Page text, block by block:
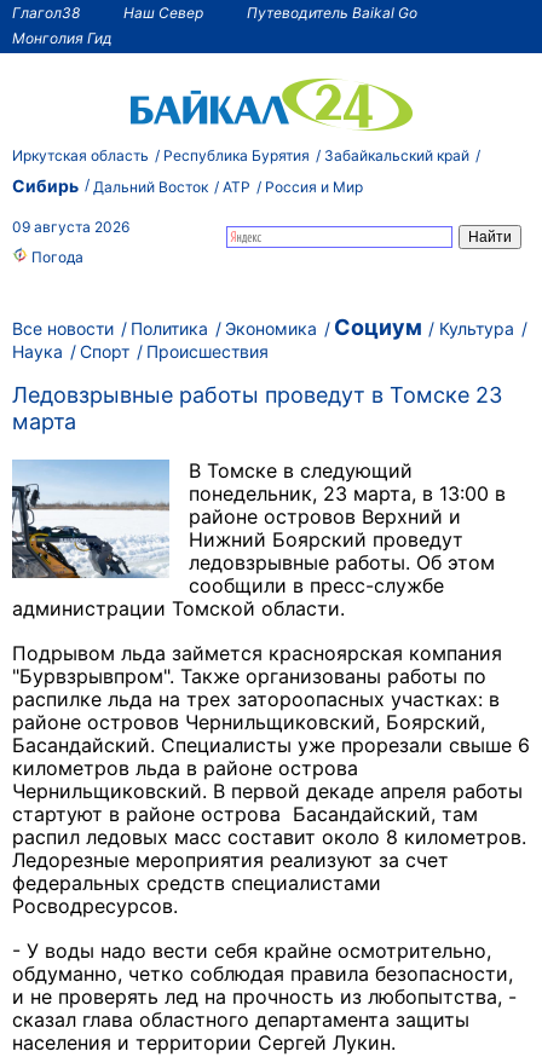
Глагол38 Наш Север
Путеводитель Baikal Go
Монголия Гид
Иркутская область Республика Бурятия Забайкальский край
Сибирь Дальний Восток АТР Россия и Мир
09 августа 2026
Погода
Все новости Политика Экономика Социум
Культура
Наука
Спорт Происшествия
Ледовзрывные работы проведут в Томске 23
марта
В Томске в следующий
понедельник, 23 марта, в 13:00 в
районе островов Верхний и
Нижний Боярский проведут
ледовзрывные работы. Об этом
сообщили в пресс-службе
администрации Томской области.
Подрывом льда займется красноярская компания
"Бурвзрывпром". Также организованы работы по
распилке льда на трех затороопасных участках: в
районе островов Чернильщиковский, Боярский,
Басандайский. Специалисты уже прорезали свыше 6
километров льда в районе острова
Чернильщиковский. В первой декаде апреля работы
стартуют в районе острова Басандайский, там
распил ледовых масс составит около 8 километров.
Ледорезные мероприятия реализуют за счет
федеральных средств специалистами
Росводресурсов.
- У воды надо вести себя крайне осмотрительно,
обдуманно, четко соблюдая правила безопасности,
и не проверять лед на прочность из любопытства, -
сказал глава областного департамента защиты
населения и территории Сергей Лукин.